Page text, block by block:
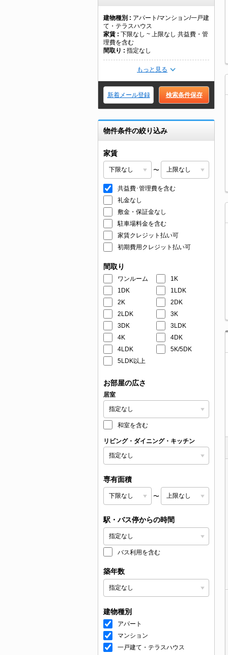
建物種別
アパート/マンション/一戸建
て・テラスハウス
家賃
下限なし ~ 上限なし 共益費・管
理費を含む
間取り
指定なし
もっと見る
新着メール登録 検索条件保存
物件条件の絞り込み
家賃
〜
共益費･管理費を含む
礼金なし
敷金・保証金なし
駐車場料金を含む
家賃クレジット払い可
初期費用クレジット払い可
間取り
ワンルーム
1K
1DK
1LDK
2K
2DK
2LDK
3K
3DK
3LDK
4K
4DK
4LDK
5K/5DK
5LDK以上
お部屋の広さ
居室
和室を含む
リビング・ダイニング・キッチン
専有面積
〜
駅・バス停からの時間
バス利用を含む
築年数
建物種別
アパート
マンション
一戸建て・テラスハウス